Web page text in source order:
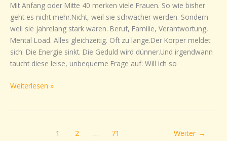
Mit Anfang oder Mitte 40 merken viele Frauen. So wie bisher
geht es nicht mehr.Nicht, weil sie schwächer werden. Sondern
weil sie jahrelang stark waren. Beruf, Familie, Verantwortung,
Mental Load. Alles gleichzeitig. Oft zu lange.Der Körper meldet
sich. Die Energie sinkt. Die Geduld wird dünner.Und irgendwann
taucht diese leise, unbequeme Frage auf: Will ich so
ist,
sondern
ein
Wendepunkt
Weiterlesen »
1 2 … 71 Weiter →